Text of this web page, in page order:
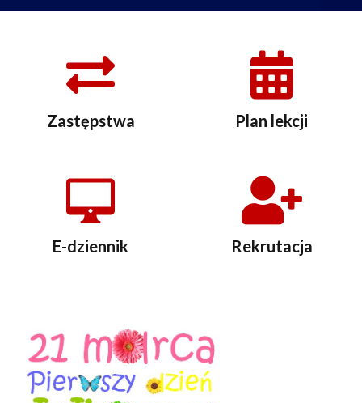
Zastępstwa Plan lekcji
E-dziennik Rekrutacja